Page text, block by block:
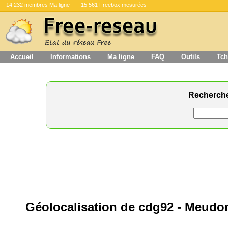
14 232 membres Ma ligne 15 561 Freebox mesurées
Accueil Informations Ma ligne FAQ Outils
Géolocalisation de cdg92 -